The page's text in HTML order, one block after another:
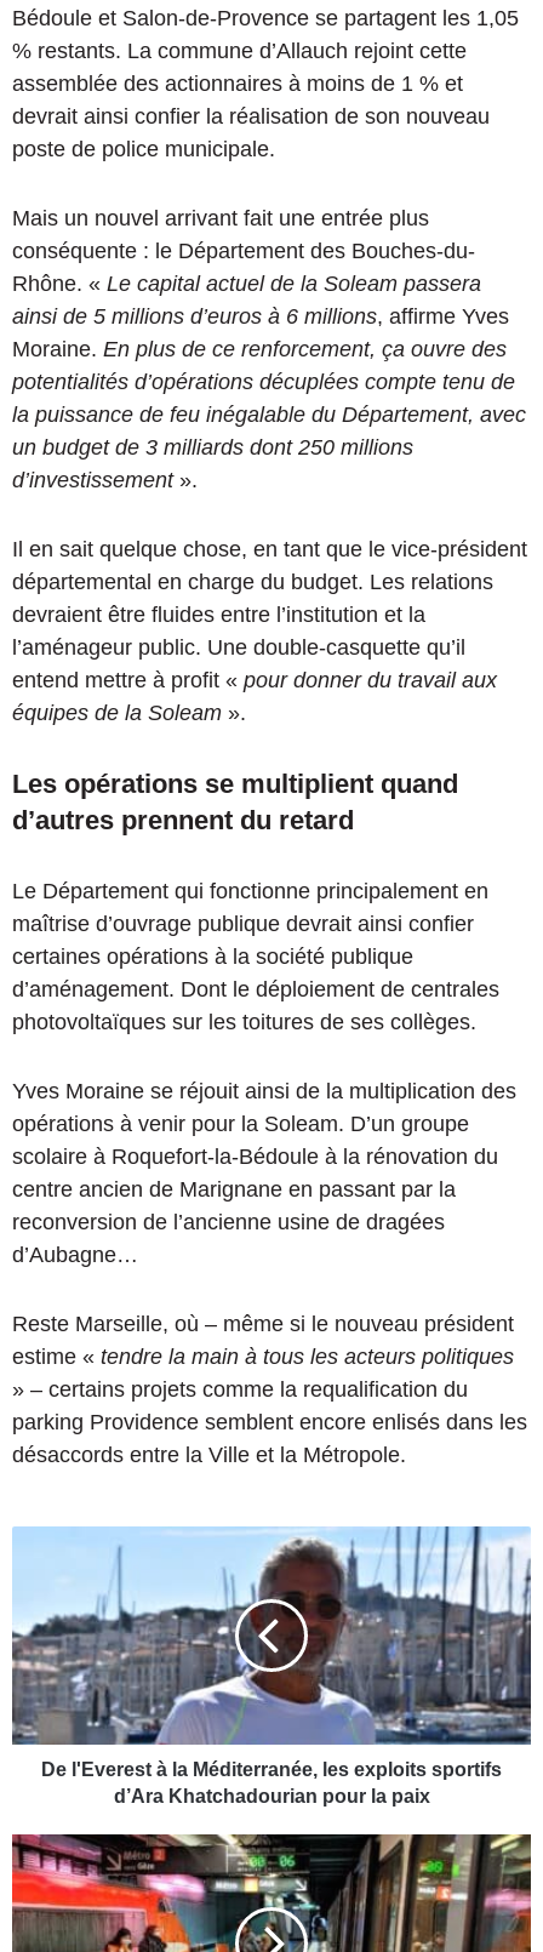
Bédoule et Salon-de-Provence se partagent les 1,05
% restants. La commune d’Allauch rejoint cette
assemblée des actionnaires à moins de 1 % et
devrait ainsi confier la réalisation de son nouveau
poste de police municipale.
Mais un nouvel arrivant fait une entrée plus
conséquente : le Département des Bouches-du-
Rhône. « Le capital actuel de la Soleam passera
ainsi de 5 millions d’euros à 6 millions, affirme Yves
Moraine. En plus de ce renforcement, ça ouvre des
potentialités d’opérations décuplées compte tenu de
la puissance de feu inégalable du Département, avec
un budget de 3 milliards dont 250 millions
d’investissement ».
Il en sait quelque chose, en tant que le vice-président
départemental en charge du budget. Les relations
devraient être fluides entre l’institution et la
l’aménageur public. Une double-casquette qu’il
entend mettre à profit « pour donner du travail aux
équipes de la Soleam ».
Les opérations se multiplient quand
d’autres prennent du retard
Le Département qui fonctionne principalement en
maîtrise d’ouvrage publique devrait ainsi confier
certaines opérations à la société publique
d’aménagement. Dont le déploiement de centrales
photovoltaïques sur les toitures de ses collèges.
Yves Moraine se réjouit ainsi de la multiplication des
opérations à venir pour la Soleam. D’un groupe
scolaire à Roquefort-la-Bédoule à la rénovation du
centre ancien de Marignane en passant par la
reconversion de l’ancienne usine de dragées
d’Aubagne…
Reste Marseille, où – même si le nouveau président
estime « tendre la main à tous les acteurs politiques
» – certains projets comme la requalification du
parking Providence semblent encore enlisés dans les
désaccords entre la Ville et la Métropole.
E
v
r
e
l
a
é
d
De l'Everest à la Méditerranée, les exploits sportifs
d’Ara Khatchadourian pour la paix
L
e
s